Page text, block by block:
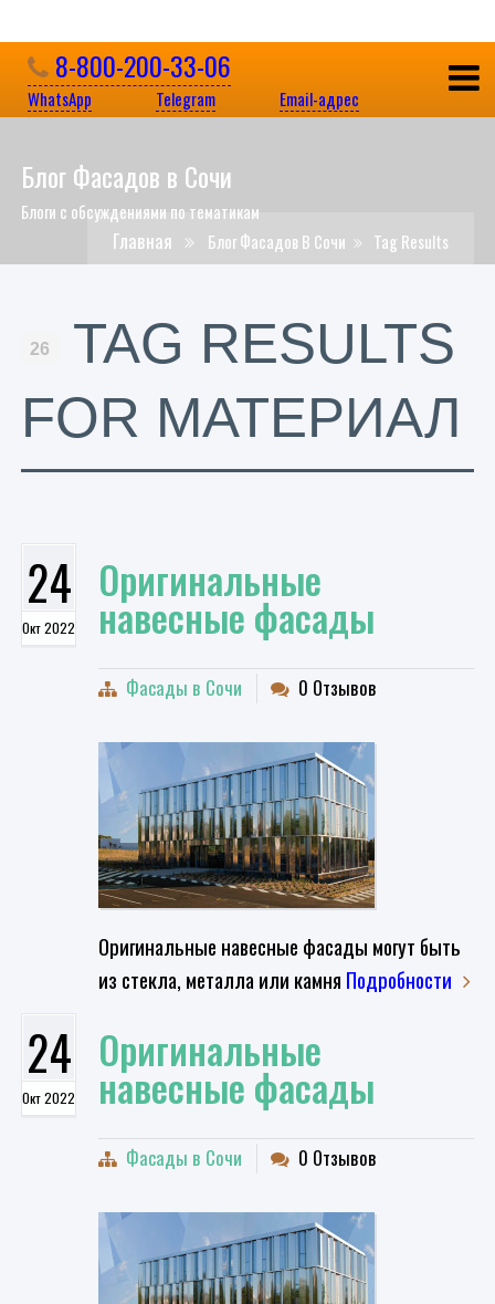
8-800-200-33-06
WhatsApp Telegram Email-адрес
Главная Блог Фасадов В Сочи Tag Results
Блог Фасадов в Сочи
Блоги с обсуждениями по тематикам
26
TAG RESULTS
FOR МАТЕРИАЛ
24
Окт 2022
Оригинальные
навесные фасады
Фасады в Сочи 0 Отзывов
Оригинальные навесные фасады могут быть
из стекла, металла или камня Подробности
24
Окт 2022
Оригинальные
навесные фасады
Фасады в Сочи 0 Отзывов